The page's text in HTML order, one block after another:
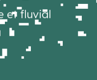
et fluvial